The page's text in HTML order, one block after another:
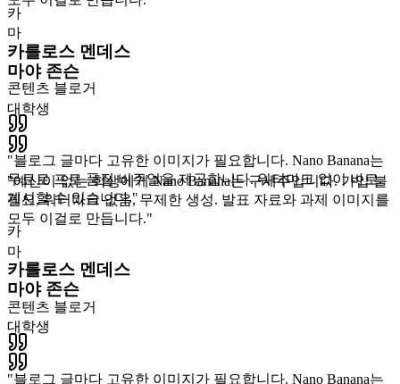
마
마야 존슨
대학생
"예산이 없는 학생에게 Nano Banana는 구세주입니다. 가입 불
필요, 워터마크 없음, 무제한 생성. 발표 자료와 과제 이미지를
모두 이걸로 만듭니다."
마
마야 존슨
대학생
카
카를로스 멘데스
콘텐츠 블로거
"블로그 글마다 고유한 이미지가 필요합니다. Nano Banana는
무료로 프로 품질 비주얼을 제공합니다. 워터마크 없이 바로
게시할 수 있습니다."
카
카를로스 멘데스
콘텐츠 블로거
"블로그 글마다 고유한 이미지가 필요합니다. Nano Banana는